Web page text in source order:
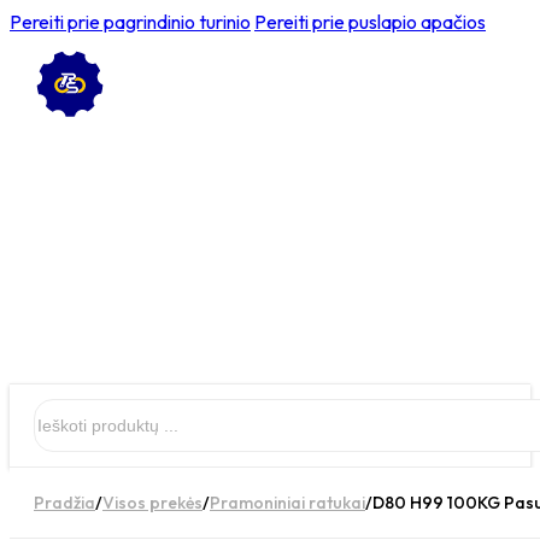
Pereiti prie pagrindinio turinio Pereiti prie puslapio apačios
Pradžia/Visos prekės/Pramoniniai ratukai/D80 H99 100KG